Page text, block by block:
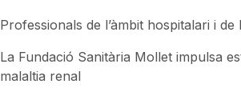
Professionals de l’àmbit hospitalari i
La Fundació Sanitària Mollet impulsa
malaltia renal